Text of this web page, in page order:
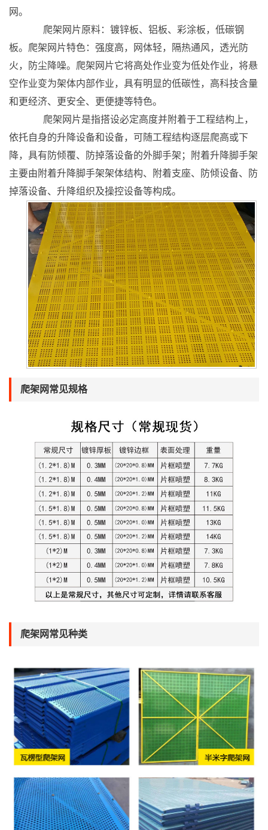
网。
爬架网片原料：镀锌板、铝板、彩涂板，低碳钢
板。爬架网片特色：强度高，网体轻，隔热通风，透光防
火，防尘降噪。爬架网片它将高处作业变为低处作业，将悬
空作业变为架体内部作业，具有明显的低碳性，高科技含量
和更经济、更安全、更便捷等特色。
爬架网片是指搭设必定高度并附着于工程结构上，
依托自身的升降设备和设备，可随工程结构逐层爬高或下
降，具有防倾覆、防掉落设备的外脚手架；附着升降脚手架
主要由附着升降脚手架架体结构、附着支座、防倾设备、防
掉落设备、升降组织及操控设备等构成。
爬架网常见规格
爬架网常见种类